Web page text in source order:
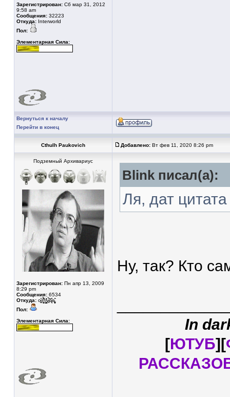
Зарегистрирован: Сб мар 31, 2012
9:58 am
Сообщения: 32223
Откуда: Interworld
Пол:
Элементарная Сила:
Вернуться к началу
Перейти в конец
Cthulh Paukovich Добавлено: Вт фев 11, 2020 8:26 pm
Подземный Архивариус
Зарегистрирован: Пн апр 13, 2009
8:29 pm
Сообщения: 6534
Откуда: о̴̥̳̂т̸̥͎̲̮̖̽́̈́͆т̸̛̛͇͙͓̼̠̐у̷͓̾̀͝͝͝д̷̘̈а̵̧̩͓̬͚̊̄͘
Пол:
Элементарная Сила:
Blink писал(а):
Ля, дат цитата
Ну, так? Кто
In
[ЮТУБ][